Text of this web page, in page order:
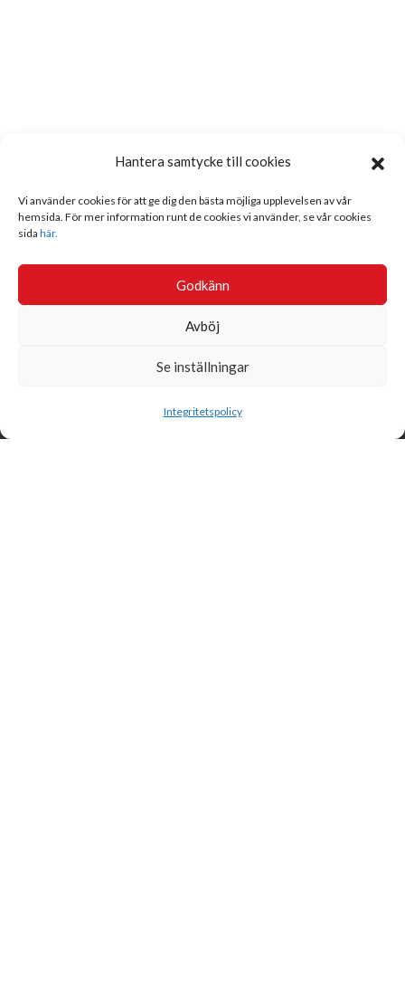
Hantera samtycke till cookies
Vi använder cookies för att ge dig den bästa möjliga upplevelsen av vår
hemsida. För mer information runt de cookies vi använder, se vår cookies
sida här.
Godkänn
Avböj
Se inställningar
Integritetspolicy